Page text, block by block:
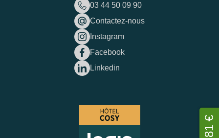
03 44 50 09 90
Contactez-nous
Instagram
Facebook
Linkedin
81 €